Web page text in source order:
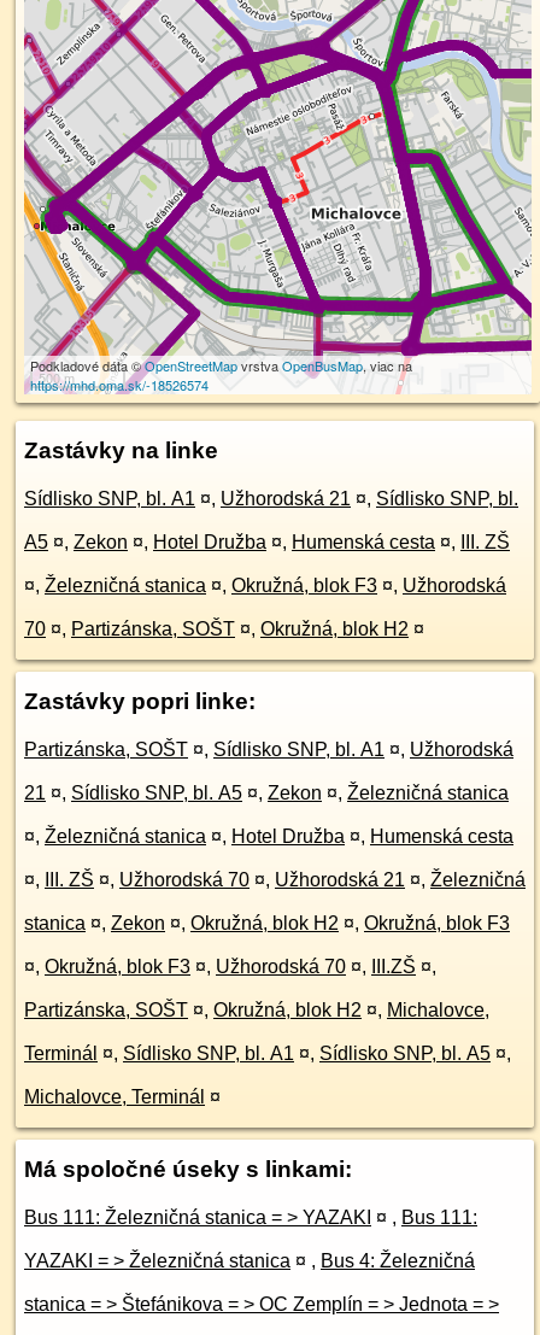
500 m
Podkladové dáta ©OpenStreetMapvrstvaOpenBusMap, viac na
https://mhd.oma.sk/-18526574
Zastávky na linke
Sídlisko SNP, bl. A1 ¤, Užhorodská 21 ¤, Sídlisko SNP, bl.
A5 ¤, Zekon ¤, Hotel Družba ¤, Humenská cesta ¤, III. ZŠ
¤, Železničná stanica ¤, Okružná, blok F3 ¤, Užhorodská
70 ¤, Partizánska, SOŠT ¤, Okružná, blok H2 ¤
Zastávky popri linke:
Partizánska, SOŠT ¤, Sídlisko SNP, bl. A1 ¤, Užhorodská
21 ¤, Sídlisko SNP, bl. A5 ¤, Zekon ¤, Železničná stanica
¤, Železničná stanica ¤, Hotel Družba ¤, Humenská cesta
¤, III. ZŠ ¤, Užhorodská 70 ¤, Užhorodská 21 ¤, Železničná
stanica ¤, Zekon ¤, Okružná, blok H2 ¤, Okružná, blok F3
¤, Okružná, blok F3 ¤, Užhorodská 70 ¤, III.ZŠ ¤,
Partizánska, SOŠT ¤, Okružná, blok H2 ¤, Michalovce,
Terminál ¤, Sídlisko SNP, bl. A1 ¤, Sídlisko SNP, bl. A5 ¤,
Michalovce, Terminál ¤
Má spoločné úseky s linkami:
Bus 111: Železničná stanica = > YAZAKI ¤ , Bus 111:
YAZAKI = > Železničná stanica ¤ , Bus 4: Železničná
stanica = > Štefánikova = > OC Zemplín = > Jednota = >